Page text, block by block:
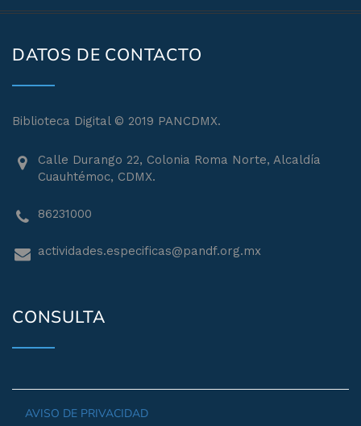
DATOS DE CONTACTO
Biblioteca Digital © 2019 PANCDMX.
Calle Durango 22, Colonia Roma Norte, Alcaldía
Cuauhtémoc, CDMX.
86231000
actividades.especificas@pandf.org.mx
CONSULTA
AVISO DE PRIVACIDAD